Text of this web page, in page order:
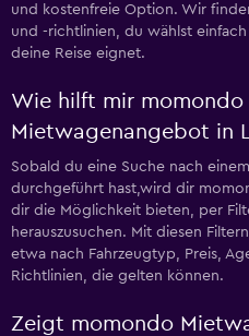
und kostenfreie Option. Wir
und -richtlinien, du wählst
deine Reise eignet.
Wie hilft mir
Mietwagenangebot in
Sobald du eine Suche nach
durchgeführt hast,wird dir
dir die Möglichkeit bieten, per
herauszusuchen. Mit diesen
etwa nach Fahrzeugtyp, Preis,
Richtlinien, die gelten können.
Zeigt momondo